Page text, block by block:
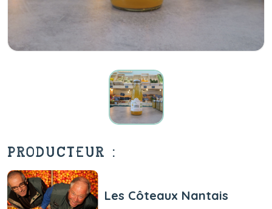
PRODUCTEUR :
Les Côteaux Nantais